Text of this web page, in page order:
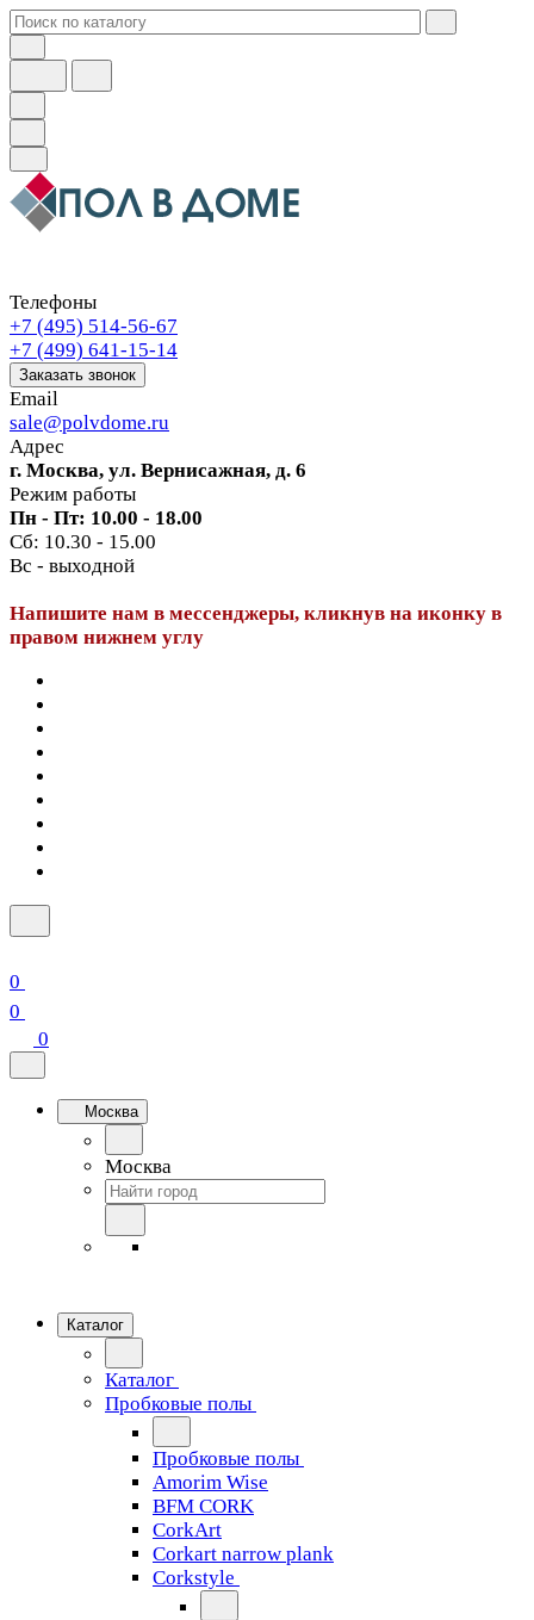
Телефоны
+7 (495) 514-56-67
+7 (499) 641-15-14
Заказать звонок
Email
sale@polvdome.ru
Адрес
г. Москва, ул. Вернисажная, д. 6
Режим работы
Пн - Пт: 10.00 - 18.00
Сб: 10.30 - 15.00
Вс - выходной
Напишите нам в мессенджеры, кликнув на иконку в
правом нижнем углу
0
0
0
Москва
Москва
Каталог
Каталог
Пробковые полы
Пробковые полы
Amorim Wise
BFM CORK
CorkArt
Corkart narrow plank
Corkstyle